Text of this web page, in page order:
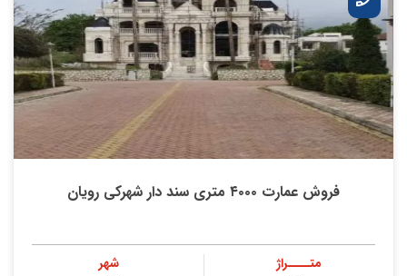
فروش عمارت ۴۰۰۰ متری سند دار شهرکی رویان
متــــراژ
شهر